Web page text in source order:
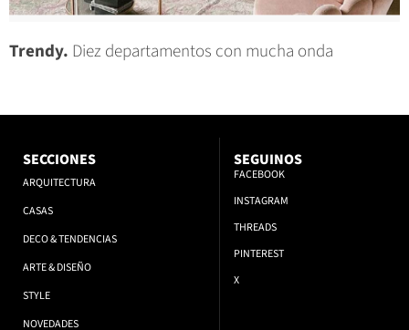
Trendy. Diez departamentos con mucha onda
SECCIONES
ARQUITECTURA
CASAS
DECO & TENDENCIAS
ARTE & DISEÑO
STYLE
NOVEDADES
SEGUINOS
FACEBOOK
INSTAGRAM
THREADS
PINTEREST
X